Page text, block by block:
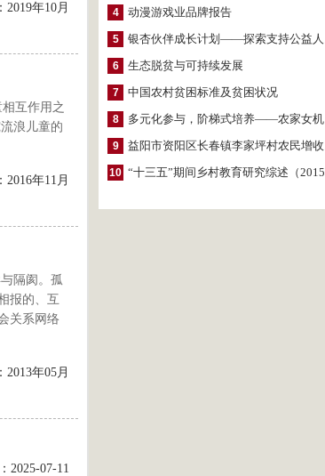
2019年10月
互作用之
浪儿童的
2016年11月
隔阂。孤
报的、互
关系网络
2013年05月
2025-07-11
4 动漫游戏业品牌报告
5 银杏伙伴成长计划——探索支持公益人才的路径
6 生态脱贫与可持续发展
7 中国农村贫困标准及贫困状况
8 多元化参与，阶梯式培养——农家女机构农村妇女参政项目介绍
9 益阳市资阳区长春镇李家坪村农民增收调研报告
10 “十三五”期间乡村教育研究综述（2015～2020）